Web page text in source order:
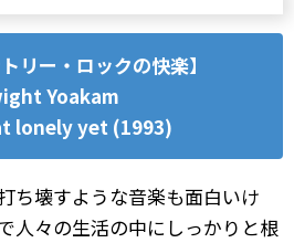
リー・ロックの快楽】
Yoakam
lonely yet (1993)
ち壊すような音楽も面白いけ
人々の生活の中にしっかりと根